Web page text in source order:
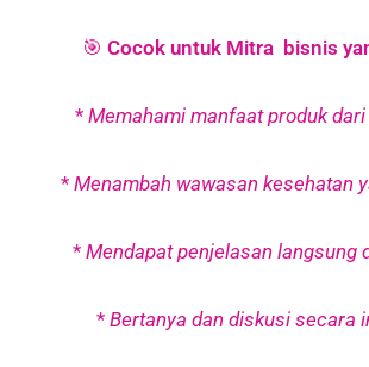
🎯 Cocok untuk Mitra bisnis
* Memahami manfaat produk
* Menambah wawasan kesehatan
* Mendapat penjelasan langsung
* Bertanya dan diskusi secara